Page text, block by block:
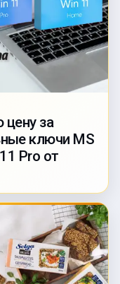
цену за
ключи MS
Pro от